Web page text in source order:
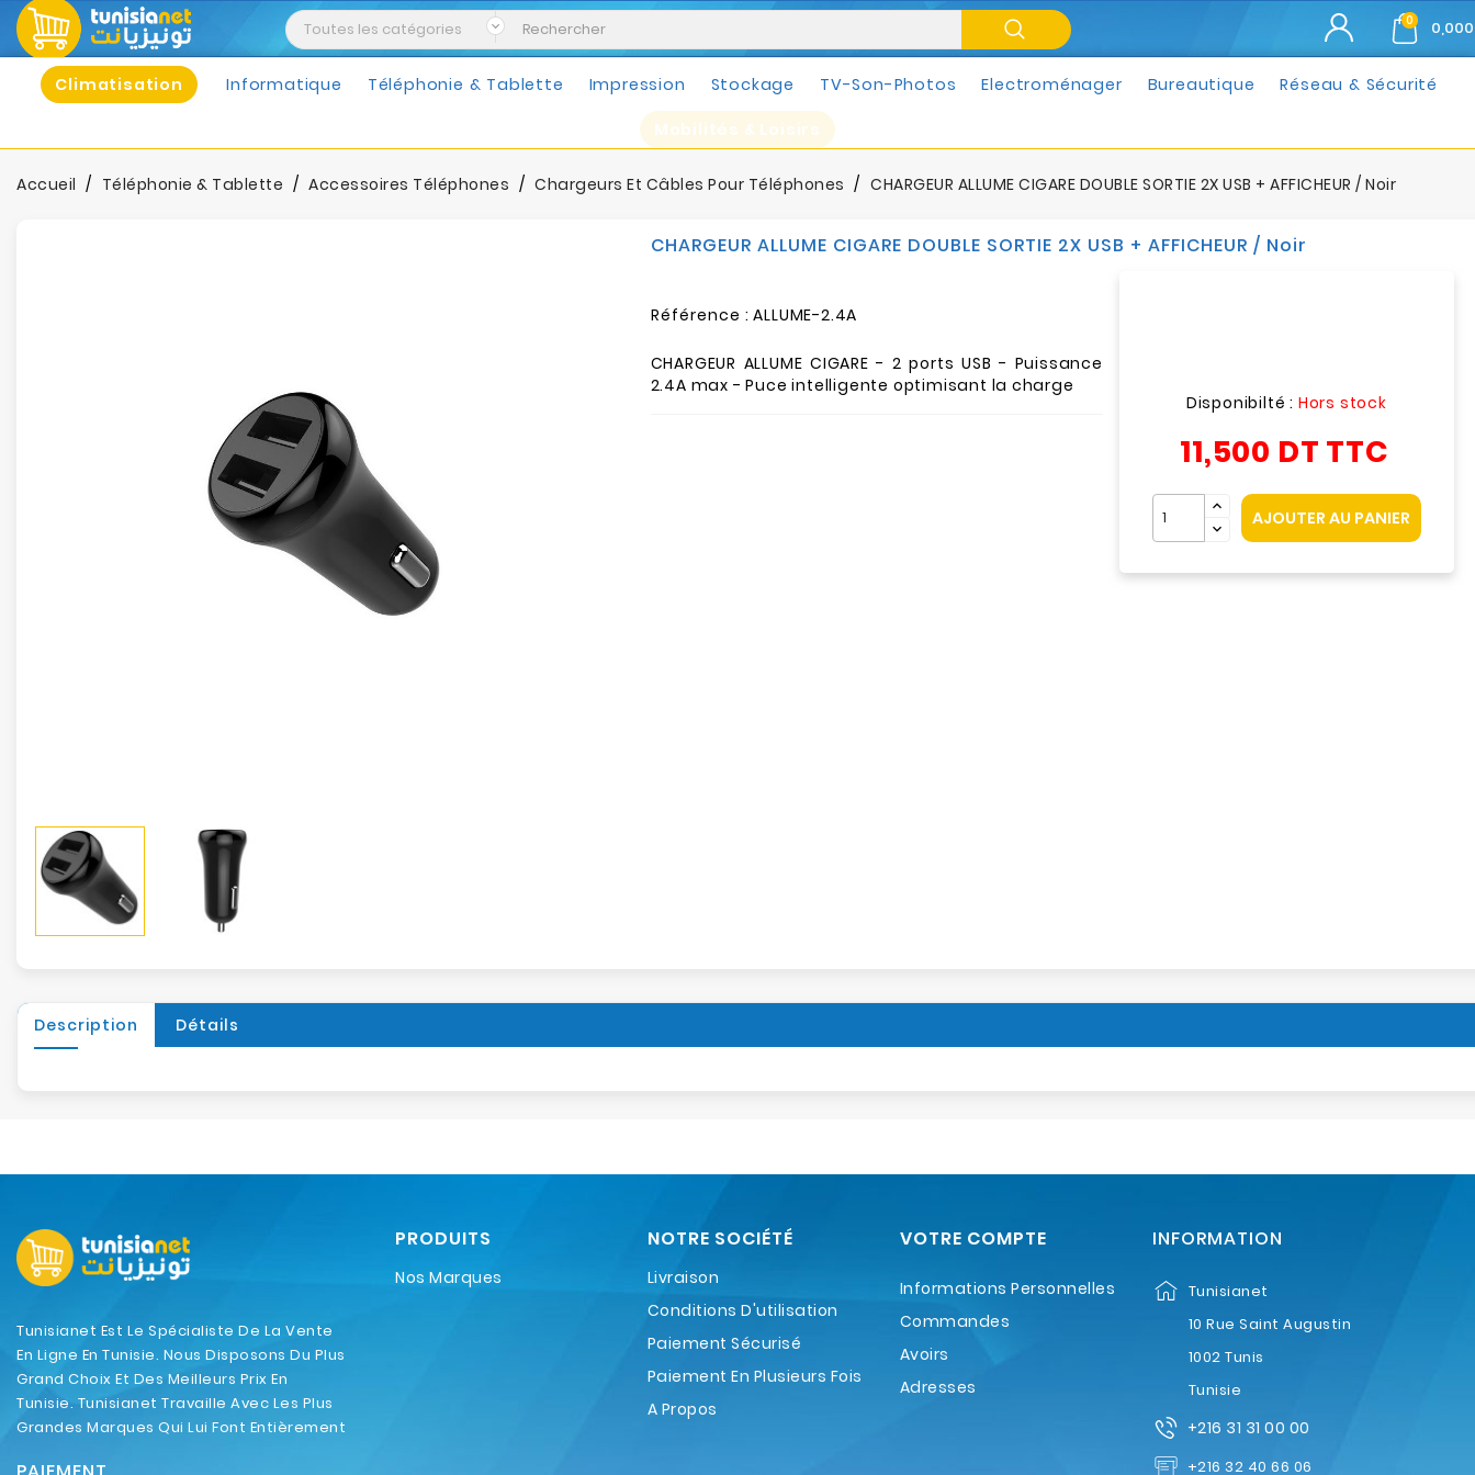
0
Climatisation Informatique Téléphonie & Tablette Impression Stockage TV-Son-Photos Electroménager Bureautique Réseau & Sécurité
Mobilités & Loisirs
Accueil Téléphonie & Tablette Accessoires Téléphones Chargeurs Et Câbles Pour Téléphones CHARGEUR ALLUME CIGARE DOUBLE SORTIE 2X USB + AFFICHEUR / Noir
CHARGEUR ALLUME CIGARE DOUBLE SORTIE 2X USB + AFFICHEUR / Noir
Référence : ALLUME-2.4A
CHARGEUR ALLUME CIGARE - 2 ports USB - Puissance
2.4A max - Puce intelligente optimisant la charge
Disponibilté : Hors stock
11,500 DT TTC
AJOUTER AU PANIER
Description Détails
Tunisianet Est Le Spécialiste De La Vente
En Ligne En Tunisie. Nous Disposons Du Plus
Grand Choix Et Des Meilleurs Prix En
Tunisie. Tunisianet Travaille Avec Les Plus
Grandes Marques Qui Lui Font Entièrement
PRODUITS
Nos Marques
NOTRE SOCIÉTÉ
Livraison
Conditions D'utilisation
Paiement Sécurisé
Paiement En Plusieurs Fois
A Propos
VOTRE COMPTE
Informations Personnelles
Commandes
Avoirs
Adresses
INFORMATION
Tunisianet
10 Rue Saint Augustin
1002 Tunis
Tunisie
+216 31 31 00 00
+216 32 40 66 06